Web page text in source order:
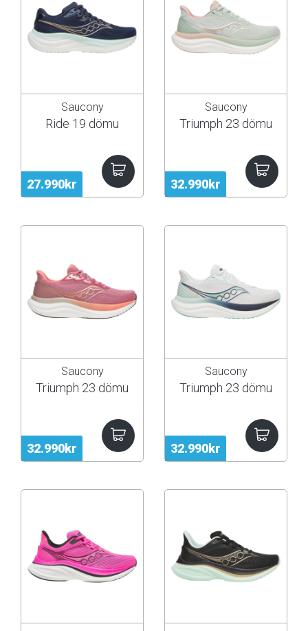
27.990kr
Saucony
Ride 19 dömu
32.990kr
Saucony
Triumph 23 dömu
32.990kr
Saucony
Triumph 23 dömu
32.990kr
Saucony
Triumph 23 dömu